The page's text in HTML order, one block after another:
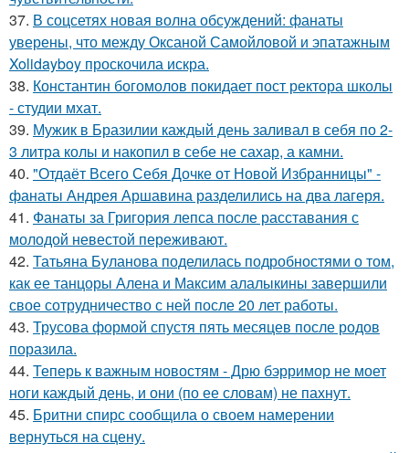
37. В соцсетях новая волна обсуждений: фанаты
уверены, что между Оксаной Самойловой и эпатажным
Xolidayboy проскочила искра.
38. Константин богомолов покидает пост ректора школы
- студии мхат.
39. Мужик в Бразилии каждый день заливал в себя по 2-
3 литра колы и накопил в себе не сахар, а камни.
40. "Отдаёт Всего Себя Дочке от Новой Избранницы" -
фанаты Андрея Аршавина разделились на два лагеря.
41. Фанаты за Григория лепса после расставания с
молодой невестой переживают.
42. Татьяна Буланова поделилась подробностями о том,
как ее танцоры Алена и Максим алалыкины завершили
свое сотрудничество с ней после 20 лет работы.
43. Трусова формой спустя пять месяцев после родов
поразила.
44. Теперь к важным новостям - Дрю бэрримор не моет
ноги каждый день, и они (по ее словам) не пахнут.
45. Бритни спирс сообщила о своем намерении
вернуться на сцену.